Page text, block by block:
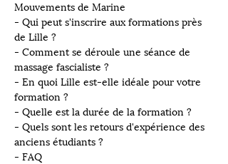
Mouvements de Marine
- Qui peut s'inscrire aux formations près
de Lille ?
- Comment se déroule une séance de
massage fascialiste ?
- En quoi Lille est-elle idéale pour votre
formation ?
- Quelle est la durée de la formation ?
- Quels sont les retours d'expérience des
anciens étudiants ?
- FAQ